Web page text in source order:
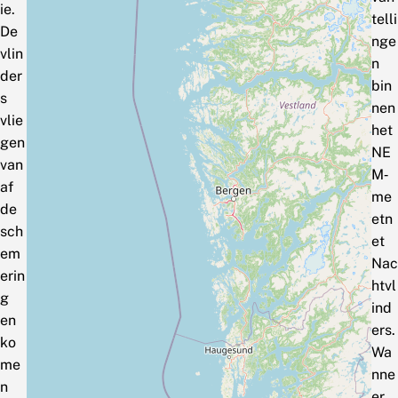
ie.
De
vlin
der
s
vlie
gen
van
af
de
sch
em
erin
g
en
ko
me
n
telli
nge
n
bin
nen
het
NE
M‑
me
etn
et
Nac
htvl
ind
ers.
Wa
nne